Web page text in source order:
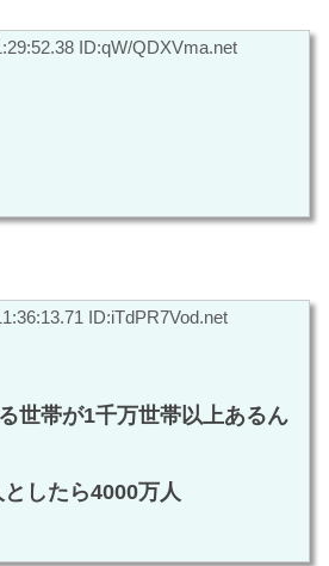
ID:qW/QDXVma.net
ID:iTdPR7Vod.net
世帯が1千万世帯以上あるん
したら4000万人